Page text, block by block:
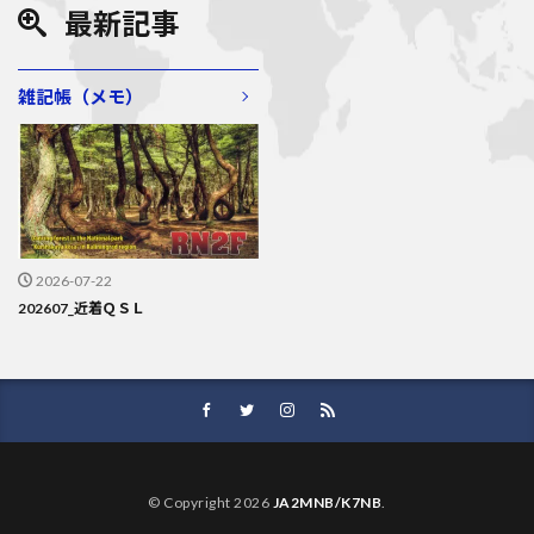
k
最新記事
雑記帳（メモ）
2026-07-22
202607_近着ＱＳＬ
© Copyright 2026 JA2MNB/K7NB